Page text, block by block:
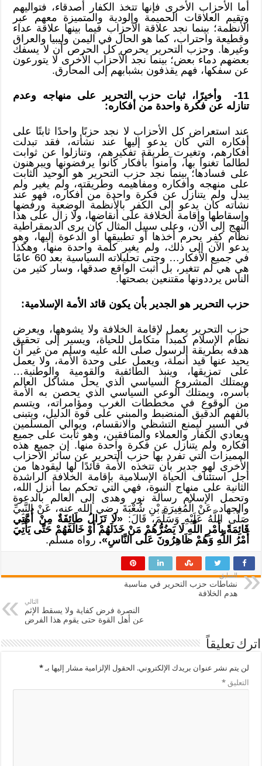
أما الأحزاب الأخرى فإنها تتخذ الكفار أصدقاء، فتواليهم
وتقيم العلاقات الحميمة والودية والمتميزة معهم عبر
الأنظمة؛ بينما نجد علاقة الأحزاب فيما بينها علاقة عداء
وقطيعة واحتراب، كما هو الحال في اليمن وليبيا والعراق
وغيرها. وحزب التحرير يحرص كل الحرص أن لا يسفك
بعضهم دماء بعض؛ بينما نجد الأحزاب الأخرى لا يتورعون
عن سفكها، فهم يقذفون بشبابهم إلى المحارق.
11- وأخيرًا، ثبات حزب التحرير على منهاجه وعدم
تنازله عن فكرة واحدة من أفكاره:
عند استعراض كل الأحزاب لا نجد حزبًا واحدًا ثابتًا على
أفكاره التي كان يدعو إليها عند نشأته، فقد تبدلت
أفكارهم، وتغيرت طريقة تفكيرهم، وتنازلوا عن ثوابت
لطالما تغنوا بها، وآمنوا بأفكار كانوا يرفضونها ويبرهنون
على فسادها؛ بينما نجد حزب التحرير هو الوحيد الثابت
على منهجه وأفكاره ومفاهيمه وطريقته، ولم يغير ولم
يبدل ولم يتنازل عن فكرة واحدة من أفكاره، فهو عند
نشأته كان يدعو إلى الكفر بالأنظمة الوضعية ورفضها
وإسقاطها وإقامة الخلافة على أنقاضها، ولا زال على هذا
النهج إلى الآن، وعلى سبيل المثال كان يرى الديمقراطية
نظام كفر يحرم أخذها أو تطبيقها أو الدعوة إليها، وهو
يدعو الآن إلى ذلك، ولم يغير كلمة واحدة منها، وهكذا
في جميع الأفكار… وحتى تحليلاته السياسية بعد 60 عامًا
هي هي لم تتغير، بل أثبت الواقع صدقها، وسار كثير من
الناس يرددونها مقتنعين بصحتها.
حزب التحرير هو الجدير بأن يكون قائد الأمة الإسلامية:
حزب التحرير يعمل لإقامة الخلافة ولا يشوهها، ويعرض
نظام الإسلام كمبدأ متكامل للحياة، ويسير إلى تحقيق
هدفه بطريقة الرسول صلى الله عليه وسلم من غير أن
يحيد عنها قيد أنملة، ويعمل على وحدة الأمة، ولا يعمل
على تمزيقها، وينبذ الطائفية والقومية والوطنية…
ويمتلك المشروع السياسي الذي يحل مشاكل العالم
بأسره، ويمتلك الوعي السياسي الذي يحصن به الأمة
من الوقوع في مخططات الغرب ومؤامراته، ويتسم
بالفهم الدقيق المنضبط والمبني على قوة الدليل، ويتبنى
في السير ليمنع التشظي والانقسام، ويوالي المسلمين
ويعادي الكفار والعملاء والمنافقين، وهو ثابت على جميع
أفكاره ولم يتنازل عن فكرة واحدة منها. إن جميع هذه
المميزات التي تفرد بها حزب التحرير عن سائر الأحزاب
الأخرى لهو جدير بأن تتخذه الأمة قائدًا لها ليقودها من
أجل استئناف الحياة الإسلامية بإقامة الخلافة الراشدة
الثانية على منهاج النبوة، فهي التي تحكم بما أنزل الله،
وتحمل الإسلام رسالة نور وهدى إلى العالم بالدعوة
والجهاد. عَنْ الْمُغِيرَةِ بْنِ شُعْبَةَ رضي الله عنه، عَنْ النَّبِيِّ
صَلَّى اللَّهُ عَلَيْهِ وَسَلَّمَ، قَالَ: «لَا تَزَالُ طَائِفَةٌ مِنْ أُمَّتِي
قَائِمَةً بِأَمْرِ اللَّهِ لَا يَضُرُّهُمْ مَنْ خَذَلَهُمْ أَوْ خَالَفَهُمْ حَتَّى يَأْتِيَ
أَمْرُ اللَّهِ وَهُمْ ظَاهِرُونَ عَلَى النَّاسِ». رواه مسلم.
السابق
نشاطات حزب التحرير في مناسبة
هدم الخلافة
التالي
النصرة فرض كفاية ولا يسقط الإثم
عن أهل القوة حتى يقوم هذا الفرض
اترك تعليقاً
لن يتم نشر عنوان بريدك الإلكتروني. الحقول الإلزامية مشار إليها بـ*
التعليق*